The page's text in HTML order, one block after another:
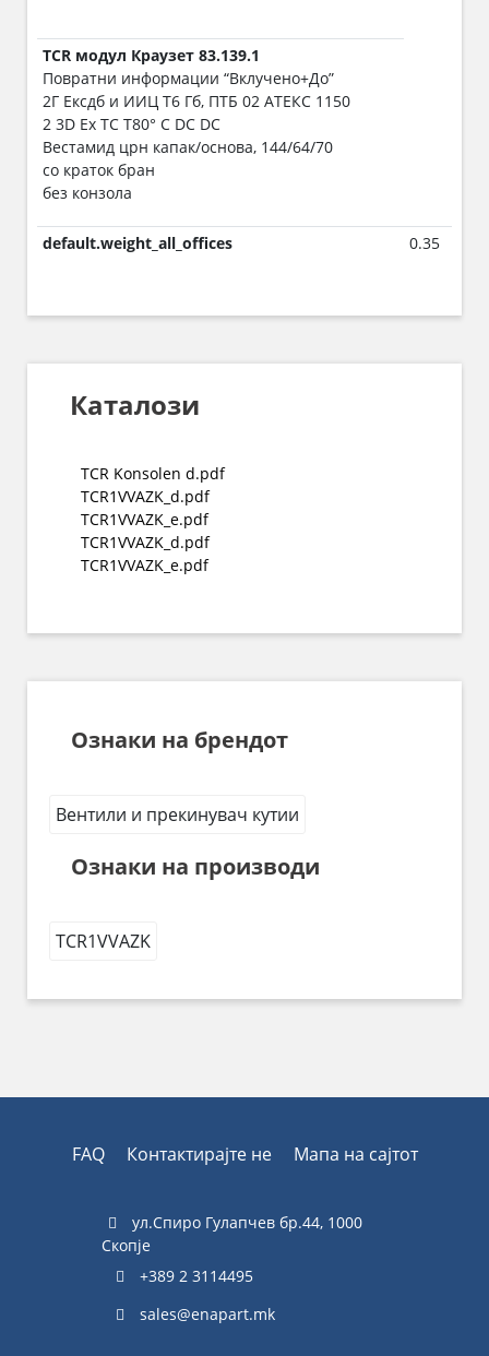
TCR модул Краузет 83.139.1
Повратни информации “Вклучено+До”
2Г Ексдб и ИИЦ Т6 Гб, ПТБ 02 АТЕКС 1150
2 3D Ex TC T80° C DC DC
Вестамид црн капак/основа, 144/64/70
со краток бран
без конзола
default.weight_all_offices 0.35
Каталози
TCR Konsolen d.pdf
TCR1VVAZK_d.pdf
TCR1VVAZK_e.pdf
TCR1VVAZK_d.pdf
TCR1VVAZK_e.pdf
Ознаки на брендот
Вентили и прекинувач кутии
Ознаки на производи
TCR1VVAZK
FAQ Контактирајте не Мапа на сајтот
ул.Спиро Гулапчев бр.44, 1000
Скопје
+389 2 3114495
sales@enapart.mk